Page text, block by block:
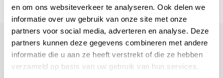
en om ons websiteverkeer te analyseren. Ook delen we
informatie over uw gebruik van onze site met onze
partners voor social media, adverteren en analyse. Deze
partners kunnen deze gegevens combineren met andere
informatie die u aan ze heeft verstrekt of die ze hebben
verzameld op basis van uw gebruik van hun services.
180.000+ Klanten | 5.000+ Reviews | Trusted Shops, TrustPilot,
Google
Reviews: Onze klanten aan het
woord